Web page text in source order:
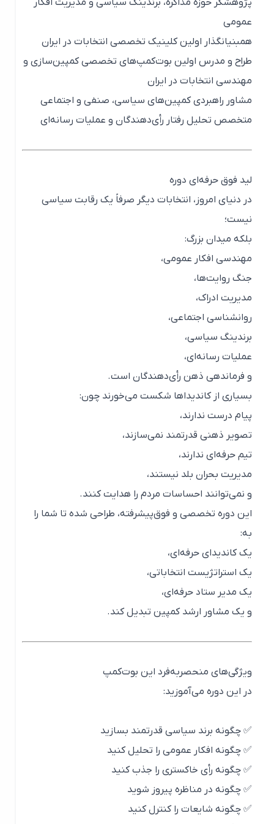
عمومی
همبنیانگذار اولین کلینیک تخصصی انتخابات در ایران
طراح و مدرس اولین بوت‌کمپ‌های تخصصی کمپین‌سازی و
مهندسی انتخابات در ایران
مشاور راهبردی کمپین‌های سیاسی، صنفی و اجتماعی
متخصص تحلیل رفتار رأی‌دهندگان و عملیات رسانه‌ای
لید فوق حرفه‌ای دوره
در دنیای امروز، انتخابات دیگر صرفاً یک رقابت سیاسی
نیست؛
بلکه میدان بزرگ:
مهندسی افکار عمومی،
جنگ روایت‌ها،
مدیریت ادراک،
روانشناسی اجتماعی،
برندینگ سیاسی،
عملیات رسانه‌ای،
و فرماندهی ذهن رأی‌دهندگان است.
بسیاری از کاندیداها شکست می‌خورند چون:
پیام درست ندارند،
تصویر ذهنی قدرتمند نمی‌سازند،
تیم حرفه‌ای ندارند،
مدیریت بحران بلد نیستند،
و نمی‌توانند احساسات مردم را هدایت کنند.
این دوره تخصصی و فوق‌پیشرفته، طراحی شده تا شما را
یک کاندیدای حرفه‌ای،
یک استراتژیست انتخاباتی،
یک مدیر ستاد حرفه‌ای،
و یک مشاور ارشد کمپین تبدیل کند.
ویژگی‌های منحصربه‌فرد این بوت‌کمپ
در این دوره می‌آموزید:
✅ چگونه برند سیاسی قدرتمند بسازید
✅ چگونه افکار عمومی را تحلیل کنید
✅ چگونه رأی خاکستری را جذب کنید
✅ چگونه در مناظره پیروز شوید
✅ چگونه شایعات را کنترل کنید